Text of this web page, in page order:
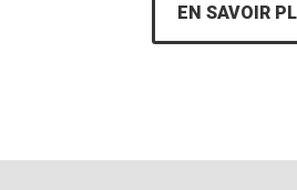
EN SAVOIR